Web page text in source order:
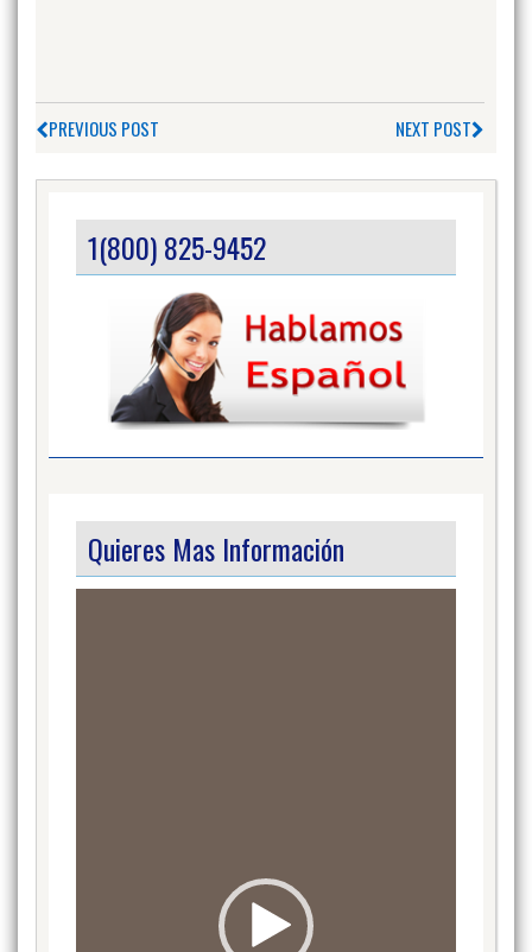
PREVIOUS POST NEXT POST
1(800) 825-9452
Quieres Mas Información